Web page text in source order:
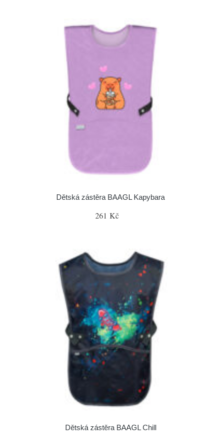
Dětská zástěra BAAGL Kapybara
261 Kč
Dětská zástěra BAAGL Chill